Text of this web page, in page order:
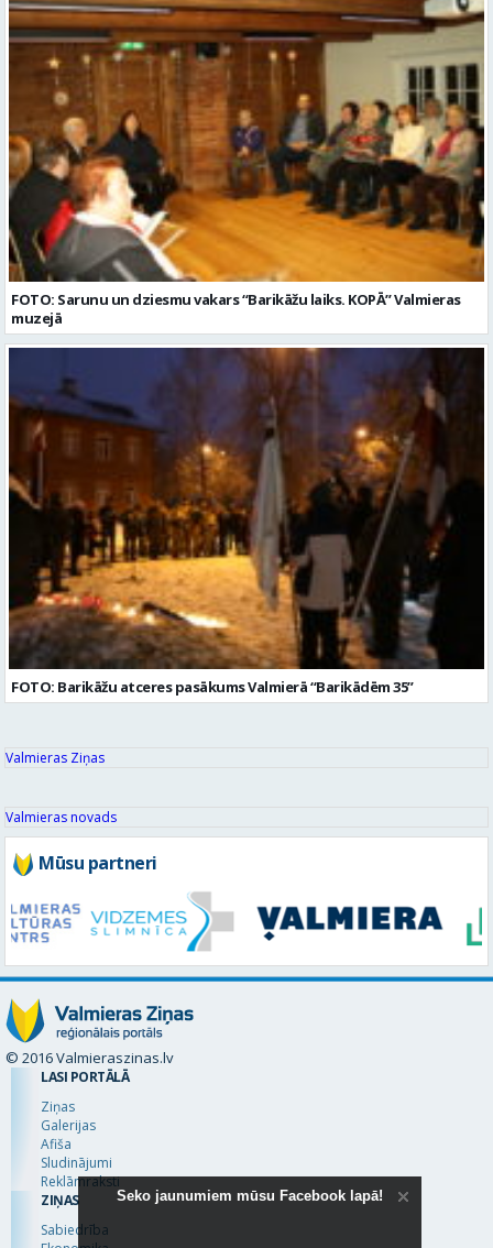
FOTO: Sarunu un dziesmu vakars “Barikāžu laiks. KOPĀ” Valmieras
muzejā
FOTO: Barikāžu atceres pasākums Valmierā “Barikādēm 35”
Valmieras Ziņas
Valmieras novads
Mūsu partneri
© 2016 Valmieraszinas.lv
LASI PORTĀLĀ
Ziņas
Galerijas
Afiša
Sludinājumi
Reklāmraksti
ZIŅAS
Sabiedrība
Seko jaunumiem mūsu Facebook lapā!